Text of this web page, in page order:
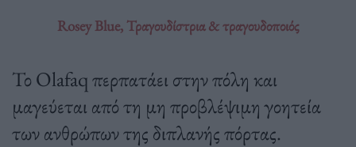
Rosey Blue, Τραγουδίστρια & τραγουδοποιός
Το Olafaq περπατάει στην πόλη και
μαγεύεται από τη μη προβλέψιμη γοητεία
των ανθρώπων της διπλανής πόρτας.